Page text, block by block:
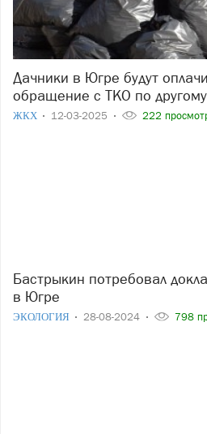
Дачники в Югре будут оплачивать услугу за
обращение с ТКО по
ЖКХ 12-03-2025 222
Бастрыкин потребовал доклад о невывозе мусора
в Югре
ЭКОЛОГИЯ 28-08-2024 798